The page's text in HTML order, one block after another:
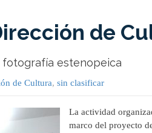
de
fotografía estenopeica
de Cultura, sin clasificar
La actividad
marco del proyecto